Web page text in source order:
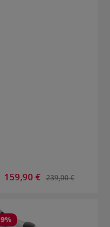
Verkaufspreis:
159,90 € Regulärer Preis:
239,00 €
9%